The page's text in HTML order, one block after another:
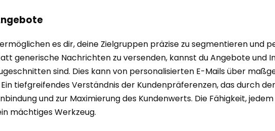
es dir, deine Zielgruppen präzise zu segmentieren und
generische Nachrichten zu versenden, kannst du Angebote und
sind. Dies kann von personalisierten E-Mails über
tiefgreifendes Verständnis der Kundenpräferenzen, das durch
und zur Maximierung des Kundenwerts. Die Fähigkeit,
mächtiges Werkzeug.